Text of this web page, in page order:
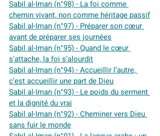
Sabil al-Iman (n°98) - La foi comme
chemin vivant, non comme héritage passif
Sabil al-Iman (n°97) - Préparer son cœur
avant de préparer ses journées
Sabil al-Iman (n°95) - Quand le cœur
s’attache, la foi s’alourdit
Sabil al-Iman (n°94) - Accueillir l’autre,
c’est accueillir une part de Dieu
Sabil al-Iman (n°93) - Le poids du serment
et la dignité du vrai
Sabil al-Iman (n°92) - Cheminer vers Dieu
sans fuir le monde